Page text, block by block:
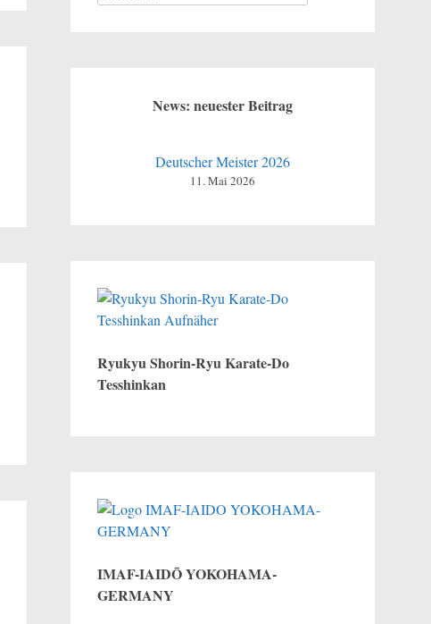
nach:
News: neuester Beitrag
Deutscher Meister 2026
11. Mai 2026
Ryukyu Shorin-Ryu Karate-Do
Tesshinkan
IMAF-IAIDŌ YOKOHAMA-
GERMANY